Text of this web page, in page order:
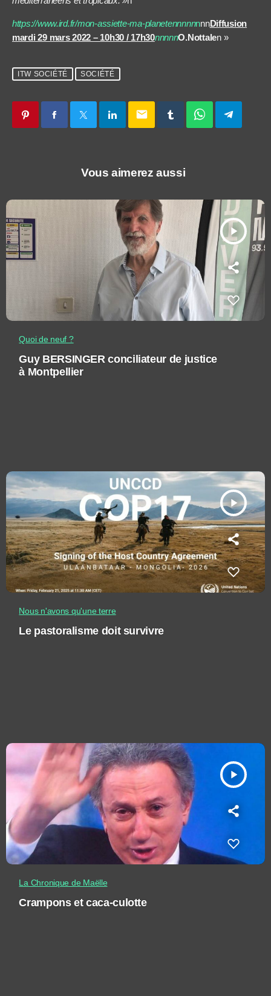
https://www.ird.fr/mon-assiette-ma-planetennnnnnnnDiffusion
mardi 29 mars 2022 – 10h30 / 17h30nnnnnO.Nottalen »
ITW SOCIÉTÉ SOCIÉTÉ
email
Vous aimerez aussi
play_arrow
Quoi de neuf ?
Guy BERSINGER conciliateur de justice
à Montpellier
play_arrow
Nous n'avons qu'une terre
Le pastoralisme doit survivre
play_arrow
La Chronique de Maëlle
Crampons et caca-culotte